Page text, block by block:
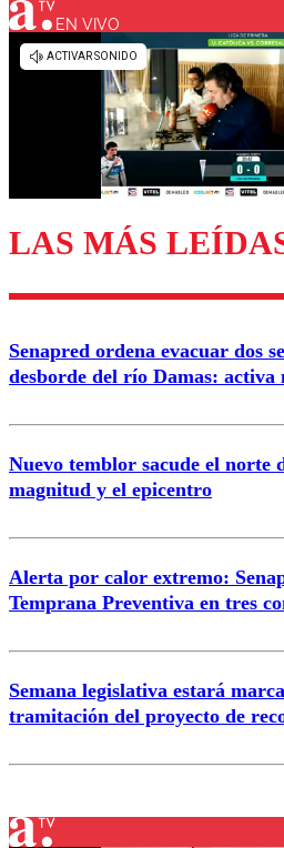
Los comentarios son
diálogo
EN VIVO
LAS MÁS
Senapred ordena evacuar dos
desborde del río Damas: activa
Nuevo temblor sacude el norte
magnitud y el epicentro
Alerta por calor extremo:
Temprana Preventiva en tres
Semana legislativa estará
tramitación del proyecto de